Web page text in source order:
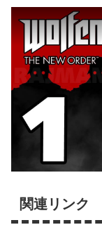
関連リンク